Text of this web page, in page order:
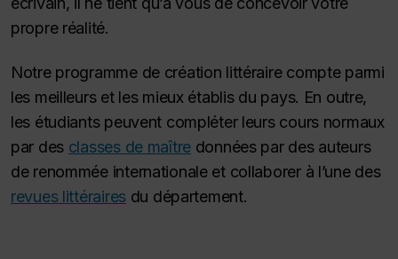
propre réalité.
Notre programme de création littéraire compte parmi
les meilleurs et les mieux établis du pays. En outre,
les étudiants peuvent compléter leurs cours normaux
par des classes de maître données par des auteurs
de renommée internationale et collaborer à l’une des
revues littérairesdu département.